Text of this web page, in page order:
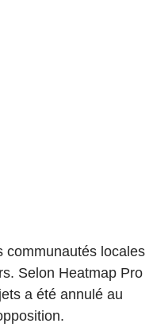
communautés locales
Selon Heatmap Pro
a été annulé au